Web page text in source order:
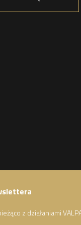
z działaniami